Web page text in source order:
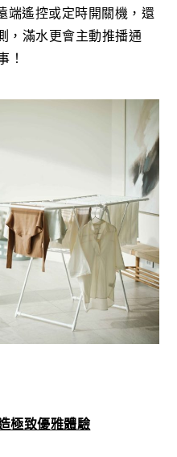
端遙控或定時開關機，還
，滿水更會主動推播通
！
極致優雅體驗